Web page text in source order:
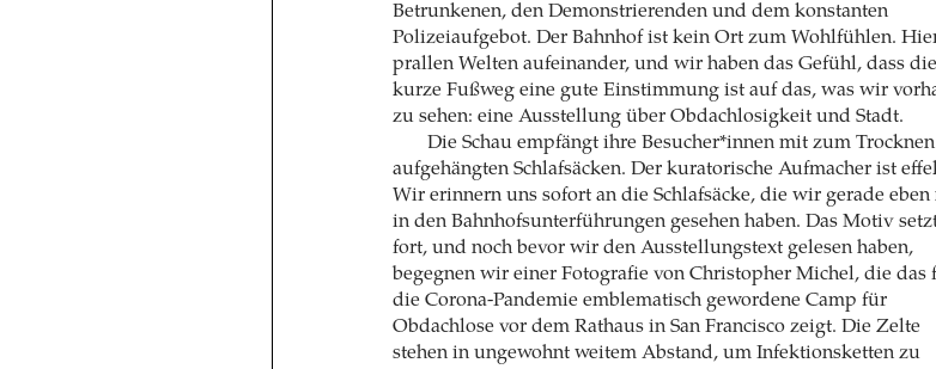
Betrunkenen, den Demonstrierenden und dem konstanten
Polizeiaufgebot. Der Bahnhof ist kein Ort zum Wohlfühlen.
prallen Welten aufeinander, und wir haben das Gefühl, dass
kurze Fußweg eine gute Einstimmung ist auf das, was wir
zu sehen: eine Ausstellung über Obdachlosigkeit und Stadt.
Die Schau empfängt ihre Besucher*innen mit zum Trocknen
aufgehängten Schlafsäcken. Der kuratorische Aufmacher ist
Wir erinnern uns sofort an die Schlafsäcke, die wir gerade eben
in den Bahnhofsunterführungen gesehen haben. Das Motiv
fort, und noch bevor wir den Ausstellungstext gelesen haben,
begegnen wir einer Fotografie von Christopher Michel, die das
die Corona-Pandemie emblematisch gewordene Camp für
Obdachlose vor dem Rathaus in San Francisco zeigt. Die Zelte
stehen in ungewohnt weitem Abstand, um Infektionsketten zu